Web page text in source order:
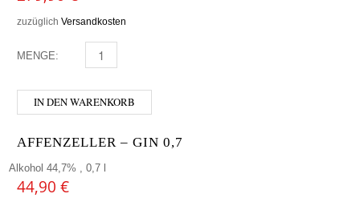
zuzüglich Versandkosten
MENGE: JOHNNIE WALKER - BLUE LABEL MENGE
IN DEN WARENKORB
AFFENZELLER – GIN 0,7
Alkohol 44,7% , 0,7 l
44,90 €